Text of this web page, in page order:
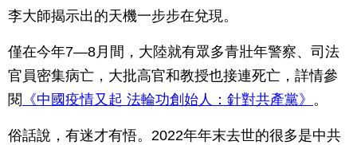
李大師揭示出的天機一步步在兌現。
僅在今年7—8月間，大陸就有眾多青壯年警察、司法
官員密集病亡，大批高官和教授也接連死亡，詳情參
閱 《中國疫情又起 法輪功創始人：針對共產黨》 。
俗話說，有迷才有悟。2022年年末去世的很多是中共